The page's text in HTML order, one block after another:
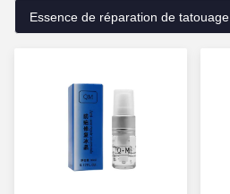
Essence de réparation de tatouage